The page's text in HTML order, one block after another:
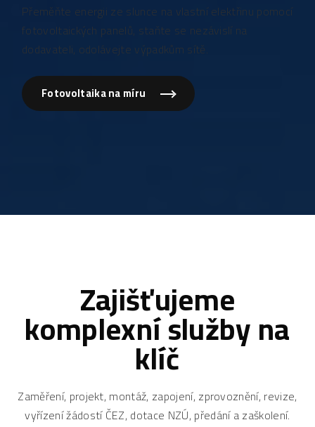
Přeměňte energii ze slunce na vlastní elektřinu pomocí
fotovoltaických panelů, staňte se nezávislí na
dodavateli, odolávejte výpadkům sítě.
Fotovoltaika na míru
Zajišťujeme
komplexní služby na
klíč
Zaměření, projekt, montáž, zapojení, zprovoznění, revize,
vyřízení žádostí ČEZ, dotace NZÚ, předání a zaškolení.